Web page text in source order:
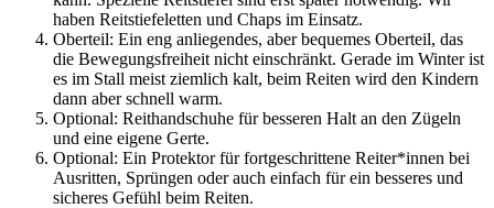
haben Reitstiefeletten und Chaps im Einsatz.
Oberteil: Ein eng anliegendes, aber bequemes Oberteil, das
die Bewegungsfreiheit nicht einschränkt. Gerade im Winter ist
es im Stall meist ziemlich kalt, beim Reiten wird den Kindern
dann aber schnell warm.
Optional: Reithandschuhe für besseren Halt an den Zügeln
und eine eigene Gerte.
Optional: Ein Protektor für fortgeschrittene Reiter*innen bei
Ausritten, Sprüngen oder auch einfach für ein besseres und
sicheres Gefühl beim Reiten.